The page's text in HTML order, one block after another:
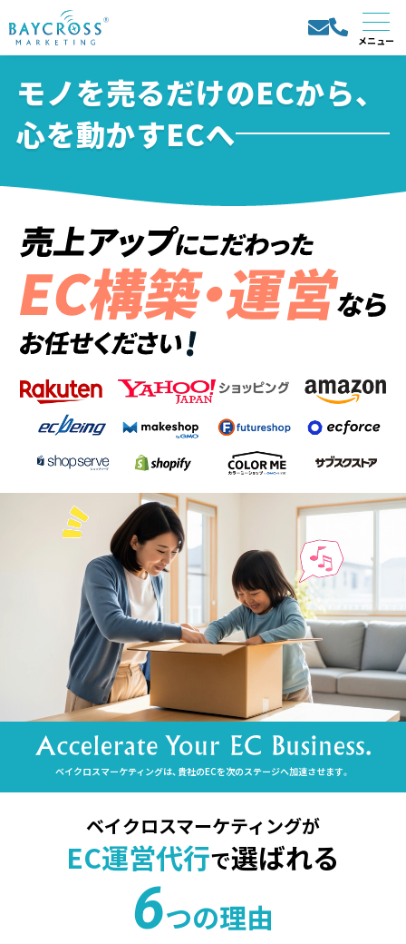
モノを売るだけのECから、
心を動かすECへ
ベイクロスマーケティングは、貴社のECを次のステージへ加速させます。
ベイクロスマーケティングが
EC運営代行で選ばれる
6つの理由